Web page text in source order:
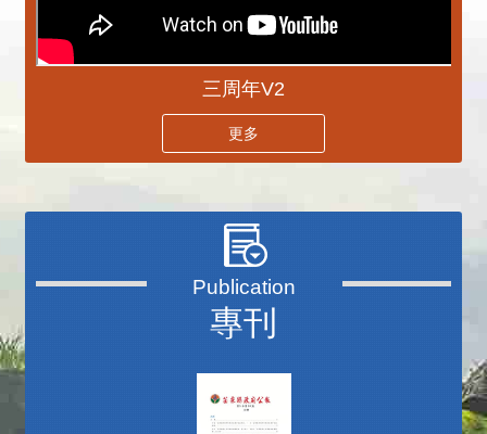
三周年V2
更多
專刊